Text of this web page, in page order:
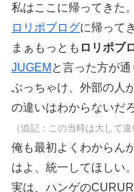
私はここに帰ってきた。
ロリポブログに帰って
まぁもっとも ロリポブ
JUGEM と言った方が通
ぶっちゃけ、外部の人
の違いはわからないだろ
（追記：この当時は大して
俺も最初よくわからん
はよ、統一してほしい
実は、ハンゲの